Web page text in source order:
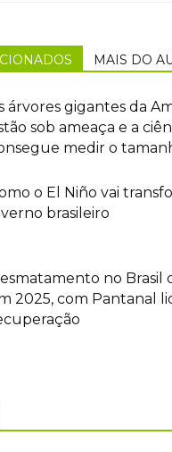
MAIS DO
árvores gigantes da
sob ameaça e a
medir o
o El Niño vai
brasileiro
no Brasil
2025, com Pantanal